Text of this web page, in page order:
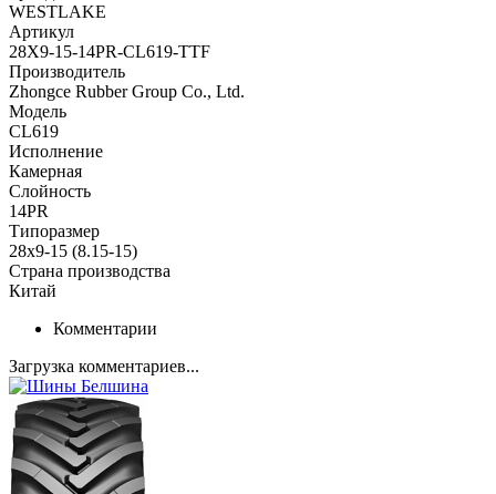
WESTLAKE
Артикул
28X9-15-14PR-CL619-TTF
Производитель
Zhongce Rubber Group Co., Ltd.
Модель
CL619
Исполнение
Камерная
Слойность
14PR
Типоразмер
28x9-15 (8.15-15)
Страна производства
Китай
Комментарии
Загрузка комментариев...